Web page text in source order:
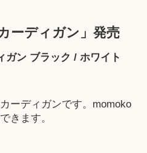
ーディガン」発売
ガン ブラック / ホワイト
ーディガンです。momoko
きます。